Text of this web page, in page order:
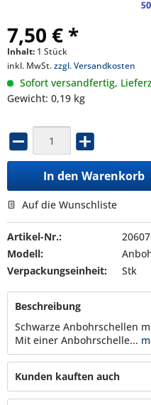
7,50 € *
Inhalt: 1 Stück
inkl. MwSt.zzgl. Versandkosten
Sofort versandfertig,
Gewicht: 0,19 kg
In den Warenkorb
Auf die Wunschliste
Artikel-Nr.:
Modell:
Verpackungseinheit:
Stk
Beschreibung
Schwarze Anbohrschellen
Mit einer Anbohrschelle...
Kunden kauften auch